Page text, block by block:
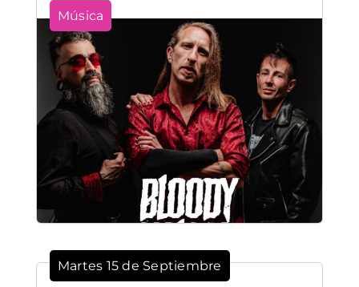
Música
Martes 15 de Septiembre